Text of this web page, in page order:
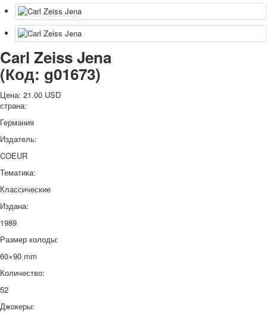
Новости открыток
О сайте
Ссылки
Наше видео
доставка
Избранное
Carl Zeiss Jena
(Код: g01673)
Цена: 21.00 USD
страна:
Германия
Издатель:
COEUR
Тематика:
Классические
Издана:
1989
Размер колоды:
60×90 mm
Количество:
52
Джокеры: